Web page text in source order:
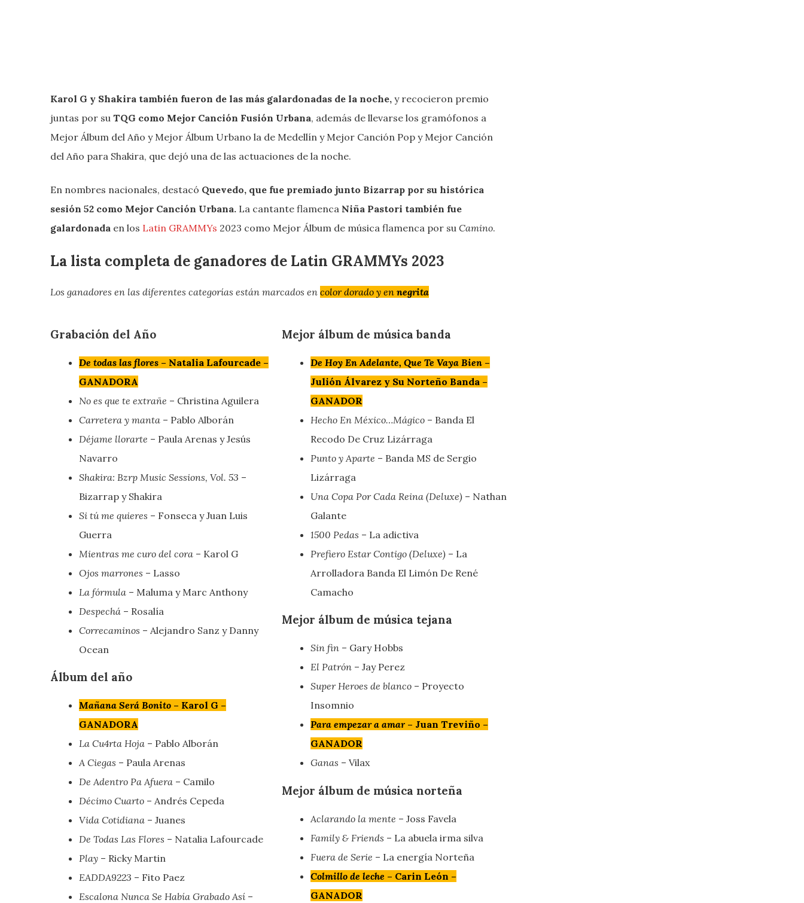
Karol G y Shakira también fueron de las más galardonadas de la noche, y recocieron premio
juntas por su TQG como Mejor Canción Fusión Urbana, además de llevarse los gramófonos a
Mejor Álbum del Año y Mejor Álbum Urbano la de Medellín y Mejor Canción Pop y Mejor Canción
del Año para Shakira, que dejó una de las actuaciones de la noche.
En nombres nacionales, destacó Quevedo, que fue premiado junto Bizarrap por su histórica
sesión 52 como Mejor Canción Urbana. La cantante flamenca Niña Pastori también fue
galardonada en los Latin GRAMMYs 2023 como Mejor Álbum de música flamenca por su Camino.
La lista completa de ganadores de Latin GRAMMYs 2023
Los ganadores en las diferentes categorías están marcados en color dorado y en negrita
Grabación del Año
De todas las flores – Natalia Lafourcade –
GANADORA
No es que te extrañe – Christina Aguilera
Carretera y manta – Pablo Alborán
Déjame llorarte – Paula Arenas y Jesús
Navarro
Shakira: Bzrp Music Sessions, Vol. 53 –
Bizarrap y Shakira
Si tú me quieres – Fonseca y Juan Luis
Guerra
Mientras me curo del cora – Karol G
Ojos marrones – Lasso
La fórmula – Maluma y Marc Anthony
Despechá – Rosalía
Correcaminos – Alejandro Sanz y Danny
Ocean
Álbum del año
Mañana Será Bonito – Karol G –
GANADORA
La Cu4rta Hoja – Pablo Alborán
A Ciegas – Paula Arenas
De Adentro Pa Afuera – Camilo
Décimo Cuarto – Andrés Cepeda
Vida Cotidiana – Juanes
De Todas Las Flores – Natalia Lafourcade
Play – Ricky Martin
EADDA9223 – Fito Paez
Escalona Nunca Se Había Grabado Así –
Mejor álbum de música banda
De Hoy En Adelante, Que Te Vaya Bien –
Julión Álvarez y Su Norteño Banda –
GANADOR
Hecho En México…Mágico – Banda El
Recodo De Cruz Lizárraga
Punto y Aparte – Banda MS de Sergio
Lizárraga
Una Copa Por Cada Reina (Deluxe) – Nathan
Galante
1500 Pedas – La adictiva
Prefiero Estar Contigo (Deluxe) – La
Arrolladora Banda El Limón De René
Camacho
Mejor álbum de música tejana
Sin fin – Gary Hobbs
El Patrón – Jay Perez
Super Heroes de blanco – Proyecto
Insomnio
Para empezar a amar – Juan Treviño –
GANADOR
Ganas – Vilax
Mejor álbum de música norteña
Aclarando la mente – Joss Favela
Family & Friends – La abuela irma silva
Fuera de Serie – La energía Norteña
Colmillo de leche – Carin León –
GANADOR